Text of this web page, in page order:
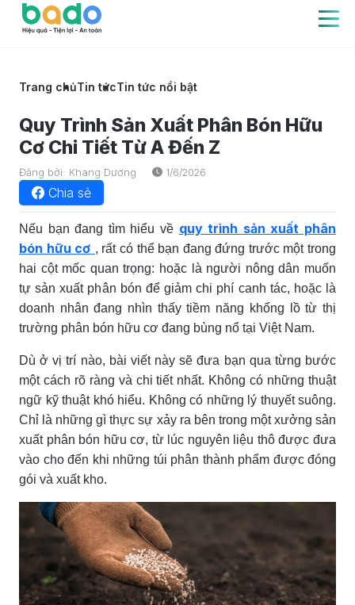
Trang chủTin tứcTin tức nổi bật
Quy Trình Sản Xuất Phân Bón Hữu
Cơ Chi Tiết Từ A Đến Z
Đăng bởi: Khang Dương 1/6/2026
Chia sẻ
Nếu bạn đang tìm hiểu về quy trình sản xuất phân
bón hữu cơ , rất có thể bạn đang đứng trước một trong
hai cột mốc quan trọng: hoặc là người nông dân muốn
tự sản xuất phân bón để giảm chi phí canh tác, hoặc là
doanh nhân đang nhìn thấy tiềm năng khổng lồ từ thị
trường phân bón hữu cơ đang bùng nổ tại Việt Nam.
Dù ở vị trí nào, bài viết này sẽ đưa bạn qua từng bước
một cách rõ ràng và chi tiết nhất. Không có những thuật
ngữ kỹ thuật khó hiểu. Không có những lý thuyết suông.
Chỉ là những gì thực sự xảy ra bên trong một xưởng sản
xuất phân bón hữu cơ, từ lúc nguyên liệu thô được đưa
vào cho đến khi những túi phân thành phẩm được đóng
gói và xuất kho.